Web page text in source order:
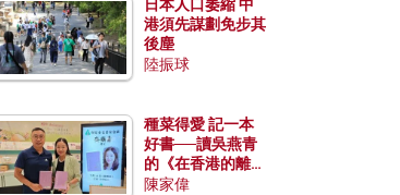
日本人口萎縮 中
港須先謀劃免步其
後塵
陸振球
種菜得愛 記一本
好書──讀吳燕青
的《在香港的離島
種菜》
陳家偉